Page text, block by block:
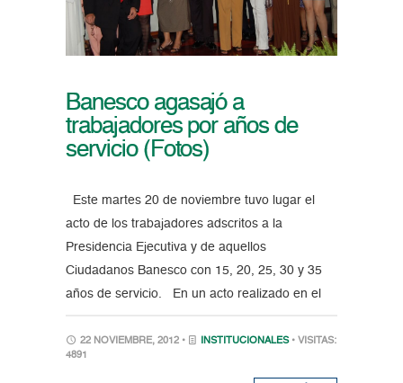
Banesco agasajó a
trabajadores por años de
servicio (Fotos)
Este martes 20 de noviembre tuvo lugar el
acto de los trabajadores adscritos a la
Presidencia Ejecutiva y de aquellos
Ciudadanos Banesco con 15, 20, 25, 30 y 35
años de servicio. En un acto realizado en el
22 NOVIEMBRE, 2012 • INSTITUCIONALES • VISITAS:
4891